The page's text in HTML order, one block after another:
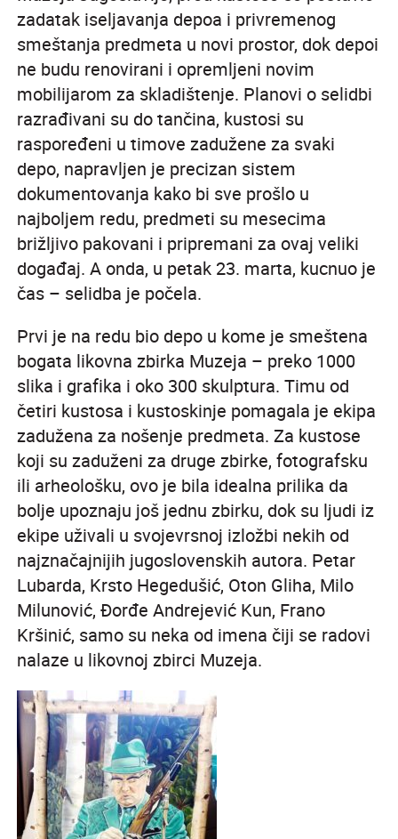
zadatak iseljavanja depoa i privremenog
smeštanja predmeta u novi prostor, dok depoi
ne budu renovirani i opremljeni novim
mobilijarom za skladištenje. Planovi o selidbi
razrađivani su do tančina, kustosi su
raspoređeni u timove zadužene za svaki
depo, napravljen je precizan sistem
dokumentovanja kako bi sve prošlo u
najboljem redu, predmeti su mesecima
brižljivo pakovani i pripremani za ovaj veliki
događaj. A onda, u petak 23. marta, kucnuo je
čas – selidba je počela.
Prvi je na redu bio depo u kome je smeštena
bogata likovna zbirka Muzeja – preko 1000
slika i grafika i oko 300 skulptura. Timu od
četiri kustosa i kustoskinje pomagala je ekipa
zadužena za nošenje predmeta. Za kustose
koji su zaduženi za druge zbirke, fotografsku
ili arheološku, ovo je bila idealna prilika da
bolje upoznaju još jednu zbirku, dok su ljudi iz
ekipe uživali u svojevrsnoj izložbi nekih od
najznačajnijih jugoslovenskih autora. Petar
Lubarda, Krsto Hegedušić, Oton Gliha, Milo
Milunović, Đorđe Andrejević Kun, Frano
Kršinić, samo su neka od imena čiji se radovi
nalaze u likovnoj zbirci Muzeja.